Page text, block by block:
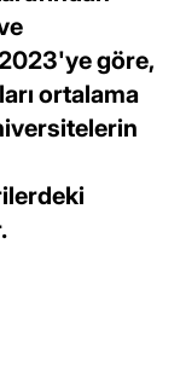
göre,
ortalama